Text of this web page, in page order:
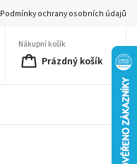
Podmínky ochrany osobních údajů
Nákupní košík
Prázdný košík